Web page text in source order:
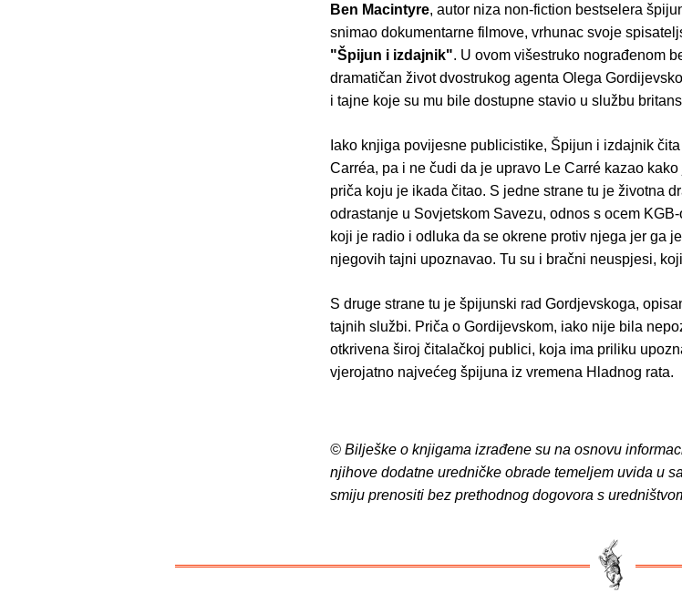
Ben Macintyre, autor niza non-fiction bestselera
snimao dokumentarne filmove, vrhunac svoje
"Špijun i izdajnik". U ovom višestruko nograđenom
dramatičan život dvostrukog agenta Olega
i tajne koje su mu bile dostupne stavio u službu
Iako knjiga povijesne publicistike, Špijun i izdajnik
Carréa, pa i ne čudi da je upravo Le Carré kazao
priča koju je ikada čitao. S jedne strane tu je životna
odrastanje u Sovjetskom Savezu, odnos s ocem
koji je radio i odluka da se okrene protiv njega jer ga
njegovih tajni upoznavao. Tu su i bračni neuspjesi,
S druge strane tu je špijunski rad Gordjevskoga,
tajnih službi. Priča o Gordijevskom, iako nije bila
otkrivena široj čitalačkoj publici, koja ima priliku
vjerojatno najvećeg špijuna iz vremena Hladnog rata.
© Bilješke o knjigama izrađene su na osnovu
njihove dodatne uredničke obrade temeljem uvida u
smiju prenositi bez prethodnog dogovora s